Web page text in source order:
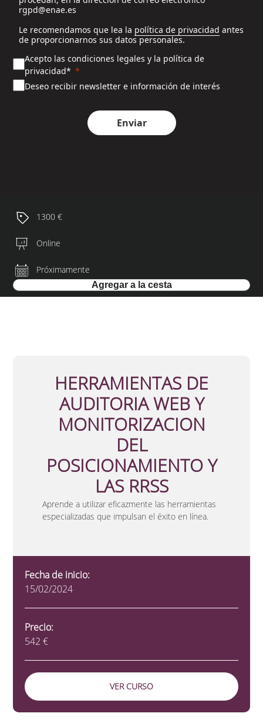
rgpd@enae.es
Le recomendamos que lea la política de privacidad antes
de proporcionarnos sus datos personales.
Acepto las condiciones legales y la política de
privacidad*
Deseo recibir newsletter e información de interés
Enviar
1300 €
Online
Próximamente
HERRAMIENTAS DE
AUDITORIA WEB Y
MONITORIZACION
DEL
POSICIONAMIENTO Y
LAS RRSS
Aprende a utilizar eficazmente las herramientas
especializadas que impulsan el éxito en línea.
Fecha de inicio:
15/02/2024
Precio:
542 €
VER CURSO